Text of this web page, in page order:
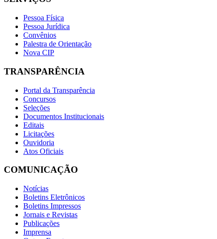
Pessoa Física
Pessoa Jurídica
Convênios
Palestra de Orientação
Nova CIP
TRANSPARÊNCIA
Portal da Transparência
Concursos
Seleções
Documentos Institucionais
Editais
Licitações
Ouvidoria
Atos Oficiais
COMUNICAÇÃO
Notícias
Boletins Eletrônicos
Boletins Impressos
Jornais e Revistas
Publicações
Imprensa